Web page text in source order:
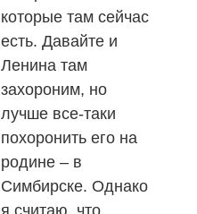
которые там сейчас
есть. Давайте и
Ленина там
захороним, но
лучше все-таки
похоронить его на
родине – в
Симбирске. Однако
я считаю, что